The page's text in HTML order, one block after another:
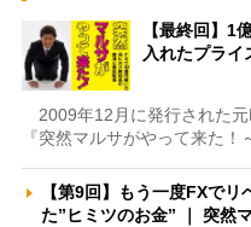
【最終回】1
入れたプラ
2009年12月に発行された
『突然マルサがやって来た
【第9回】もう一度FXで
た”ヒミツのお金” ｜ 突然